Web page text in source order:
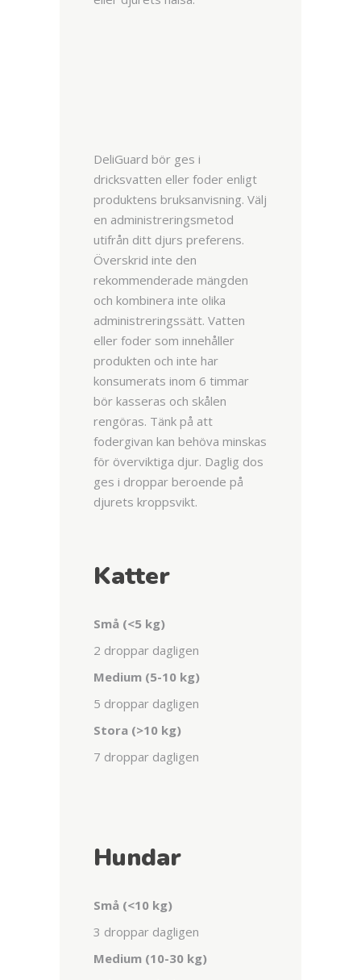
DeliGuard bör ges i
dricksvatten eller foder enligt
produktens bruksanvisning. Välj
en administreringsmetod
utifrån ditt djurs preferens.
Överskrid inte den
rekommenderade mängden
och kombinera inte olika
administreringssätt. Vatten
eller foder som innehåller
produkten och inte har
konsumerats inom 6 timmar
bör kasseras och skålen
rengöras. Tänk på att
fodergivan kan behöva minskas
för överviktiga djur. Daglig dos
ges i droppar beroende på
djurets kroppsvikt.
Katter
Små (<5 kg)
2 droppar dagligen
Medium (5-10 kg)
5 droppar dagligen
Stora (>10 kg)
7 droppar dagligen
Hundar
Små (<10 kg)
3 droppar dagligen
Medium (10-30 kg)